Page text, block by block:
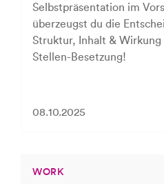
Selbstpräsentation im
überzeugst du die
Struktur, Inhalt & Wirkung
Stellen-Besetzung!
08.10.2025
WORK